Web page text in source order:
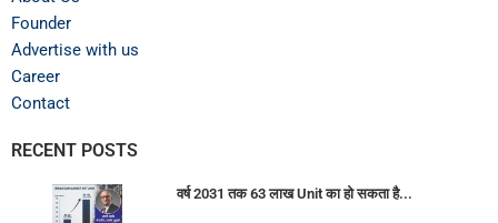
Founder
Advertise with us
Career
Contact
RECENT POSTS
वर्ष 2031 तक 63 लाख Unit का हो सकता है...